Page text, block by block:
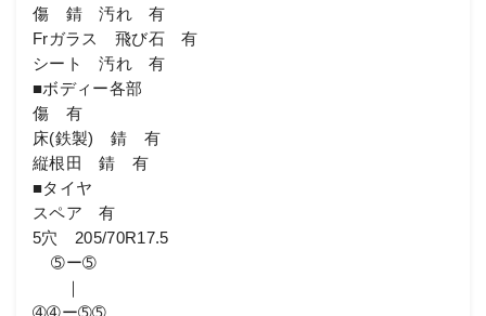
傷 錆 汚れ 有
Frガラス 飛び石 有
シート 汚れ 有
■ボディー各部
傷 有
床(鉄製) 錆 有
縦根田 錆 有
■タイヤ
スペア 有
5穴 205/70R17.5
➄ー➄
｜
➃➃ー➄➄